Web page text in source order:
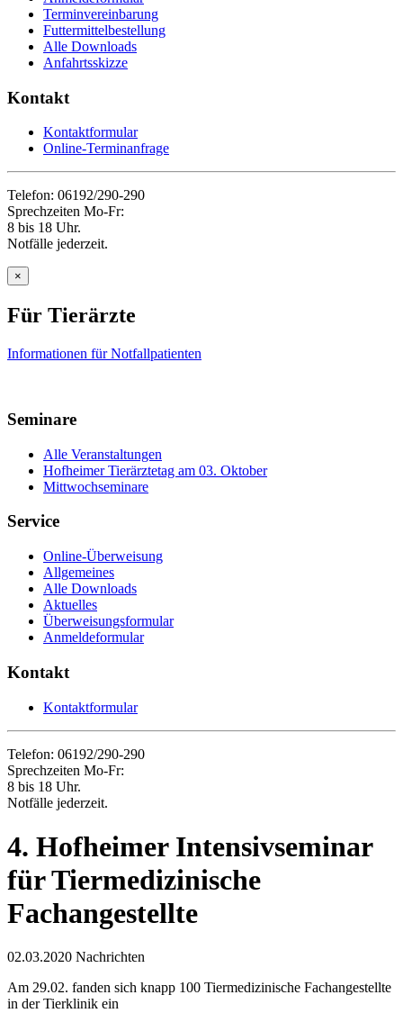
Terminvereinbarung
Futtermittelbestellung
Alle Downloads
Anfahrtsskizze
Kontakt
Kontaktformular
Online-Terminanfrage
Telefon: 06192/290-290
Sprechzeiten Mo-Fr:
8 bis 18 Uhr.
Notfälle jederzeit.
×
Für Tierärzte
Informationen für Notfallpatienten
Seminare
Alle Veranstaltungen
Hofheimer Tierärztetag am 03. Oktober
Mittwochseminare
Service
Online-Überweisung
Allgemeines
Alle Downloads
Aktuelles
Überweisungsformular
Anmeldeformular
Kontakt
Kontaktformular
Telefon: 06192/290-290
Sprechzeiten Mo-Fr:
8 bis 18 Uhr.
Notfälle jederzeit.
4. Hofheimer Intensivseminar
für Tiermedizinische
Fachangestellte
02.03.2020 Nachrichten
Am 29.02. fanden sich knapp 100 Tiermedizinische Fachangestellte
in der Tierklinik ein